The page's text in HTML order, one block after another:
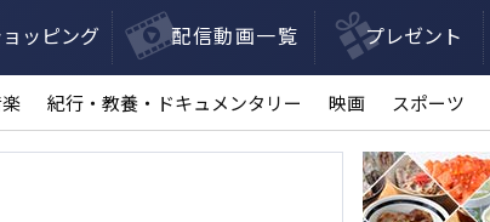
ョッピング 配信動画一覧 プレゼント
紀行・教養・ドキュメンタリー 映画 スポーツ